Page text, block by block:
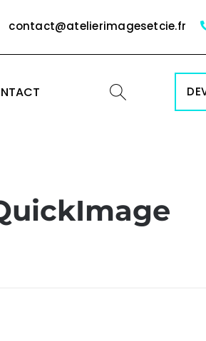
contact@atelierimagesetcie.fr